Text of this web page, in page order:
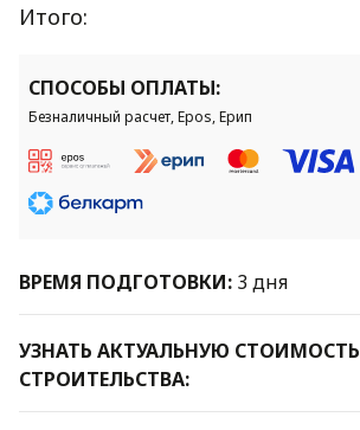
Итого:
СПОСОБЫ ОПЛАТЫ:
Безналичный расчет, Epos, Ерип
ВРЕМЯ ПОДГОТОВКИ: 3 дня
УЗНАТЬ АКТУАЛЬНУЮ СТОИМОСТЬ
СТРОИТЕЛЬСТВА: